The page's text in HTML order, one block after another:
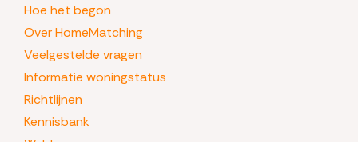
Hoe het begon
Over HomeMatching
Veelgestelde vragen
Informatie woningstatus
Richtlijnen
Kennisbank